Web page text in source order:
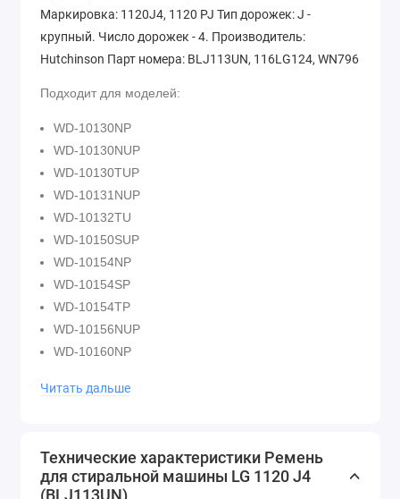
Маркировка: 1120J4, 1120 PJ Тип дорожек: J -
крупный. Число дорожек - 4. Производитель:
Hutchinson Парт номера: BLJ113UN, 116LG124, WN796
Подходит для моделей:
WD-10130NP
WD-10130NUP
WD-10130TUP
WD-10131NUP
WD-10132TU
WD-10150SUP
WD-10154NP
WD-10154SP
WD-10154TP
WD-10156NUP
WD-10160NP
WD-10160SP
WD-10160TUP
WD-10164TP
Читать дальше
Технические характеристики Ремень
для стиральной машины LG 1120 J4
(BLJ113UN)